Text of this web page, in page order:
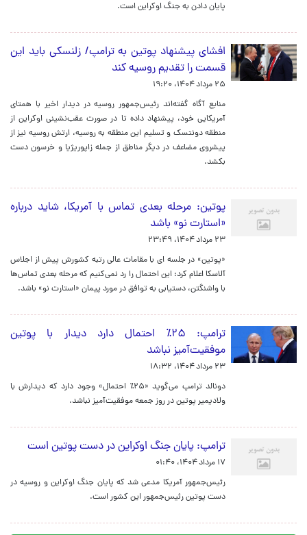
پایان دادن به جنگ اوکراین است.
افشای پیشنهاد پوتین به ترامپ/ زلنسکی باید این
قسمت را تقدیم روسیه کند
۲۵ مرداد ۱۴۰۴، ۱۹:۲۰
منابع آگاه گفته‌اند رئیس‌جمهور روسیه در دیدار اخیر با همتای
آمریکایی خود، پیشنهاد داده تا در صورت عقب‌نشینی اوکراین از
منطقه دونتسک و تسلیم این منطقه به روسیه، ارتش روسیه نیز از
پیشروی مضاعف در دیگر مناطق از جمله زاپوریژیا و خرسون دست
بکشد.
پوتین: مرحله بعدی تماس با آمریکا، شاید درباره
«استارت نو» باشد
۲۳ مرداد ۱۴۰۴، ۲۳:۴۹
«پوتین» در جلسه ای با مقامات عالی رتبه کشورش پیش از اجلاس
آلاسکا اعلام کرد: این احتمال را رد نمی‌کنیم که مرحله بعدی تماس‌ها
با واشنگتن، دستیابی به توافق در مورد پیمان «استارت نو» باشد.
ترامپ: ۲۵٪ احتمال دارد دیدار با پوتین
موفقیت‌آمیز نباشد
۲۳ مرداد ۱۴۰۴، ۱۸:۳۲
دونالد ترامپ می‌گوید «۲۵٪ احتمال» وجود دارد که دیدارش با
ولادیمیر پوتین در روز جمعه موفقیت‌آمیز نباشد.
ترامپ: پایان جنگ اوکراین در دست پوتین است
۱۷ مرداد ۱۴۰۴، ۰۱:۴۰
رئیس‌جمهور آمریکا مدعی شد که پایان جنگ اوکراین و روسیه در
دست پوتین رئیس‌‎جمهور این کشور است.